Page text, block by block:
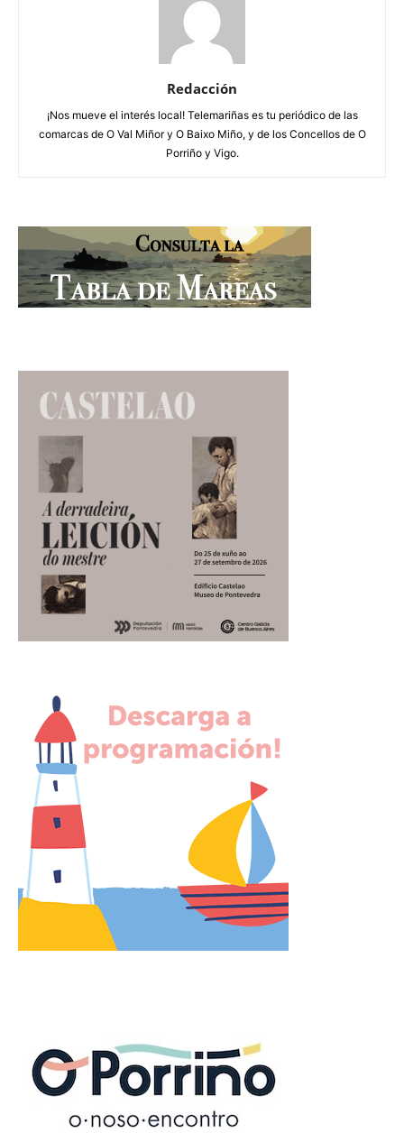
Redacción
¡Nos mueve el interés local! Telemariñas es tu periódico de las
comarcas de O Val Miñor y O Baixo Miño, y de los Concellos de O
Porriño y Vigo.